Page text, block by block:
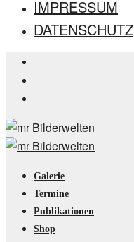
IMPRESSUM
DATENSCHUTZ
Galerie
Termine
Publikationen
Shop